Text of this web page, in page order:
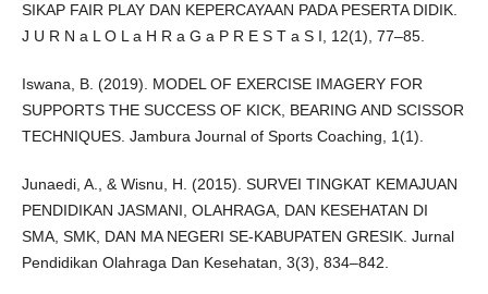
SIKAP FAIR PLAY DAN KEPERCAYAAN PADA PESERTA DIDIK.
J U R N a L O L a H R a G a P R E S T a S I, 12(1), 77–85.
Iswana, B. (2019). MODEL OF EXERCISE IMAGERY FOR
SUPPORTS THE SUCCESS OF KICK, BEARING AND SCISSOR
TECHNIQUES. Jambura Journal of Sports Coaching, 1(1).
Junaedi, A., & Wisnu, H. (2015). SURVEI TINGKAT KEMAJUAN
PENDIDIKAN JASMANI, OLAHRAGA, DAN KESEHATAN DI
SMA, SMK, DAN MA NEGERI SE-KABUPATEN GRESIK. Jurnal
Pendidikan Olahraga Dan Kesehatan, 3(3), 834–842.